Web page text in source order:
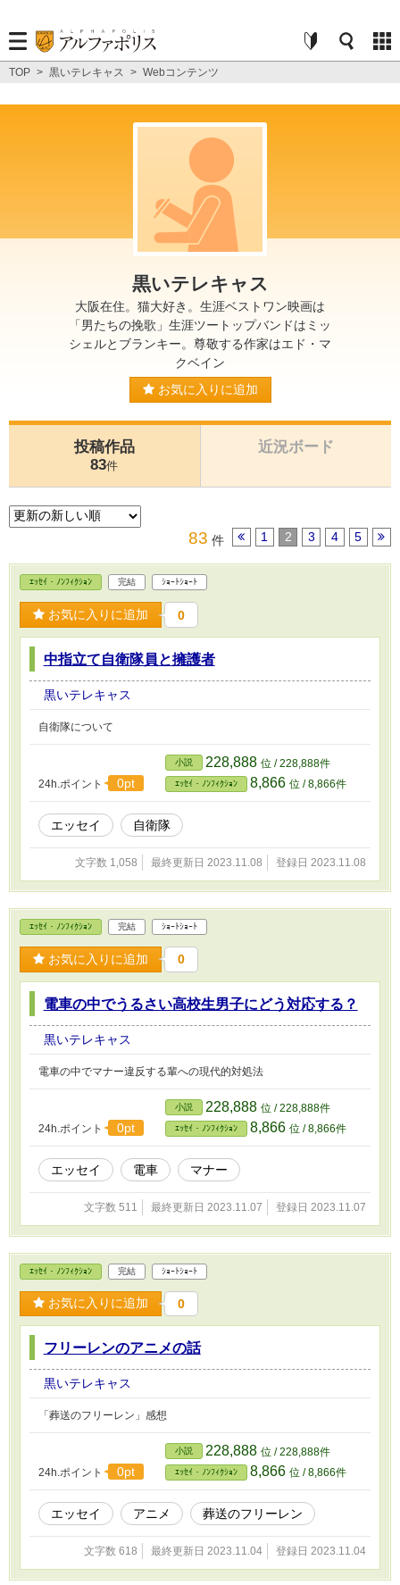
TOP > 黒いテレキャス > Webコンテンツ
黒いテレキャス
大阪在住。猫大好き。生涯ベストワン映画は
「男たちの挽歌」生涯ツートップバンドはミッ
シェルとブランキー。尊敬する作家はエド・マ
クベイン
お気に入りに追加
投稿作品
83件
近況ボード
83 件 1 2 3 4 5
ｴｯｾｲ・ﾉﾝﾌｨｸｼｮﾝ 完結 ｼｮｰﾄｼｮｰﾄ
お気に入りに追加 0
中指立て自衛隊員と擁護者
黒いテレキャス
自衛隊について
24h.ポイント 0pt
小説 228,888 位 / 228,888件
ｴｯｾｲ・ﾉﾝﾌｨｸｼｮﾝ 8,866 位 / 8,866件
エッセイ 自衛隊
文字数 1,058 最終更新日 2023.11.08 登録日 2023.11.08
ｴｯｾｲ・ﾉﾝﾌｨｸｼｮﾝ 完結 ｼｮｰﾄｼｮｰﾄ
お気に入りに追加 0
電車の中でうるさい高校生男子にどう対応する？
黒いテレキャス
電車の中でマナー違反する輩への現代的対処法
24h.ポイント 0pt
小説 228,888 位 / 228,888件
ｴｯｾｲ・ﾉﾝﾌｨｸｼｮﾝ 8,866 位 / 8,866件
エッセイ 電車 マナー
文字数 511 最終更新日 2023.11.07 登録日 2023.11.07
ｴｯｾｲ・ﾉﾝﾌｨｸｼｮﾝ 完結 ｼｮｰﾄｼｮｰﾄ
お気に入りに追加 0
フリーレンのアニメの話
黒いテレキャス
「葬送のフリーレン」感想
24h.ポイント 0pt
小説 228,888 位 / 228,888件
ｴｯｾｲ・ﾉﾝﾌｨｸｼｮﾝ 8,866 位 / 8,866件
エッセイ アニメ 葬送のフリーレン
文字数 618 最終更新日 2023.11.04 登録日 2023.11.04